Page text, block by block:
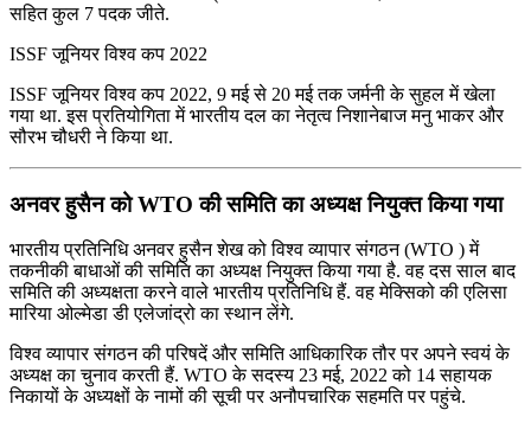
सहित कुल 7 पदक जीते.
ISSF जूनियर विश्‍व कप 2022
ISSF जूनियर विश्‍व कप 2022, 9 मई से 20 मई तक जर्मनी के सुहल में खेला
गया था. इस प्रतियोगिता में भारतीय दल का नेतृत्व निशानेबाज मनु भाकर और
सौरभ चौधरी ने किया था.
अनवर हुसैन को WTO की समिति का अध्यक्ष नियुक्त किया गया
भारतीय प्रतिनिधि अनवर हुसैन शेख को विश्व व्यापार संगठन (WTO ) में
तकनीकी बाधाओं की समिति का अध्यक्ष नियुक्त किया गया है. वह दस साल बाद
समिति की अध्यक्षता करने वाले भारतीय प्रतिनिधि हैं. वह मेक्सिको की एलिसा
मारिया ओल्मेडा डी एलेजांद्रो का स्थान लेंगे.
विश्व व्यापार संगठन की परिषदें और समिति आधिकारिक तौर पर अपने स्वयं के
अध्यक्ष का चुनाव करती हैं. WTO के सदस्य 23 मई, 2022 को 14 सहायक
निकायों के अध्यक्षों के नामों की सूची पर अनौपचारिक सहमति पर पहुंचे.